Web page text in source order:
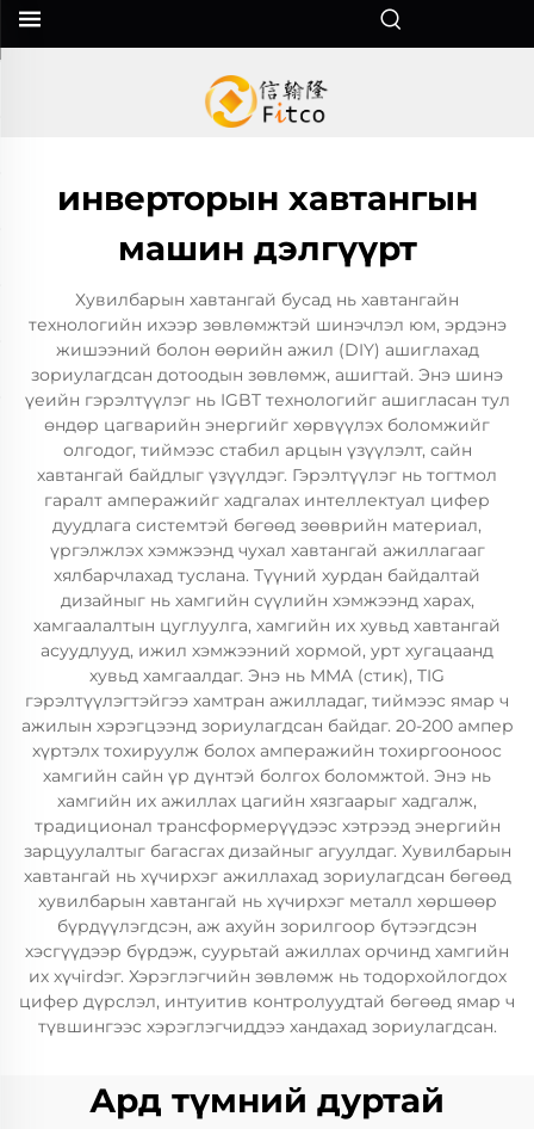
инверторын хавтангын
машин дэлгүүрт
Хувилбарын хавтангай бусад нь хавтангайн
технологийн ихээр зөвлөмжтэй шинэчлэл юм, эрдэнэ
жишээний болон өөрийн ажил (DIY) ашиглахад
зориулагдсан дотоодын зөвлөмж, ашигтай. Энэ шинэ
үеийн гэрэлтүүлэг нь IGBT технологийг ашигласан тул
өндөр цагварийн энергийг хөрвүүлэх боломжийг
олгодог, тиймээс стабил арцын үзүүлэлт, сайн
хавтангай байдлыг үзүүлдэг. Гэрэлтүүлэг нь тогтмол
гаралт амперажийг хадгалах интеллектуал цифер
дуудлага системтэй бөгөөд зөөврийн материал,
үргэлжлэх хэмжээнд чухал хавтангай ажиллагааг
хялбарчлахад туслана. Түүний хурдан байдалтай
дизайныг нь хамгийн сүүлийн хэмжээнд харах,
хамгаалалтын цуглуулга, хамгийн их хувьд хавтангай
асуудлууд, ижил хэмжээний хормой, урт хугацаанд
хувьд хамгаалдаг. Энэ нь MMA (стик), TIG
гэрэлтүүлэгтэйгээ хамтран ажилладаг, тиймээс ямар ч
ажилын хэрэгцээнд зориулагдсан байдаг. 20-200 ампер
хүртэлх тохируулж болох амперажийн тохиргооноос
хамгийн сайн үр дүнтэй болгох боломжтой. Энэ нь
хамгийн их ажиллах цагийн хязгаарыг хадгалж,
традиционал трансформерүүдээс хэтрээд энергийн
зарцуулалтыг багасгах дизайныг агуулдаг. Хувилбарын
хавтангай нь хүчирхэг ажиллахад зориулагдсан бөгөөд
хувилбарын хавтангай нь хүчирхэг металл хөршөөр
бүрдүүлэгдсэн, аж ахуйн зорилгоор бүтээгдсэн
хэсгүүдээр бүрдэж, суурьтай ажиллах орчинд хамгийн
их хүчirdэг. Хэрэглэгчийн зөвлөмж нь тодорхойлогдох
цифер дүрслэл, интуитив контролуудтай бөгөөд ямар ч
түвшингээс хэрэглэгчиддээ хандахад зориулагдсан.
Ард түмний дуртай